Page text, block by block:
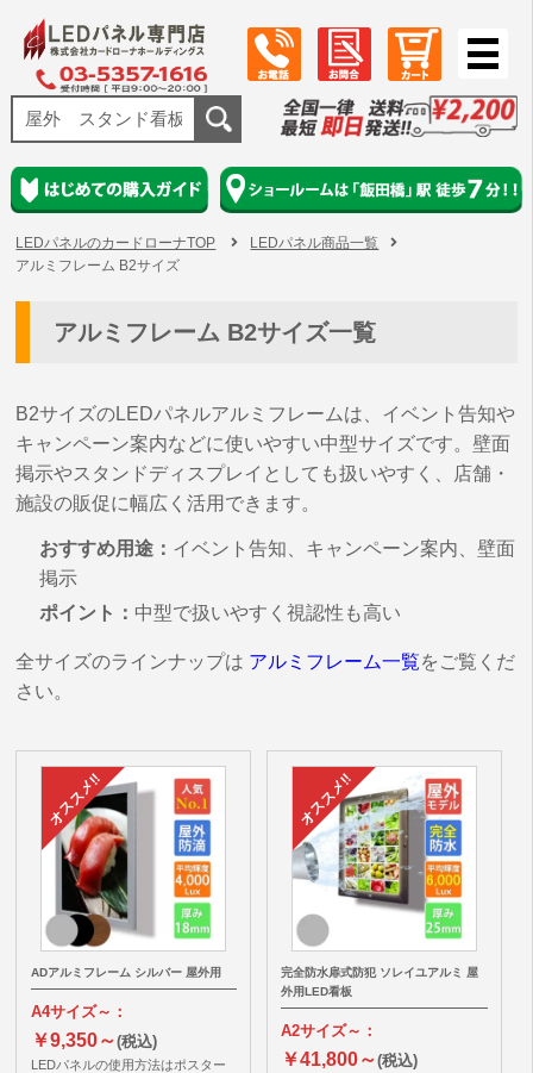
LEDパネルのカードローナTOP
LEDパネル商品一覧
アルミフレーム B2サイズ
アルミフレーム B2サイズ一覧
B2サイズのLEDパネルアルミフレームは、イベント告知や
キャンペーン案内などに使いやすい中型サイズです。壁面
掲示やスタンドディスプレイとしても扱いやすく、店舗・
施設の販促に幅広く活用できます。
おすすめ用途： イベント告知、キャンペーン案内、壁面
掲示
ポイント： 中型で扱いやすく視認性も高い
全サイズのラインナップは アルミフレーム一覧をご覧くだ
さい。
ADアルミフレーム シルバー 屋外用
A4サイズ～：
￥9,350～(税込)
LEDパネルの使用方法はポスター
完全防水扉式防犯 ソレイユアルミ 屋
外用LED看板
A2サイズ～：
￥41,800～(税込)